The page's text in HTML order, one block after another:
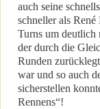
auch seine
schneller als
Turns um deutlich
der durch die
Runden
war und so auch
sicherstellen
Rennens“!